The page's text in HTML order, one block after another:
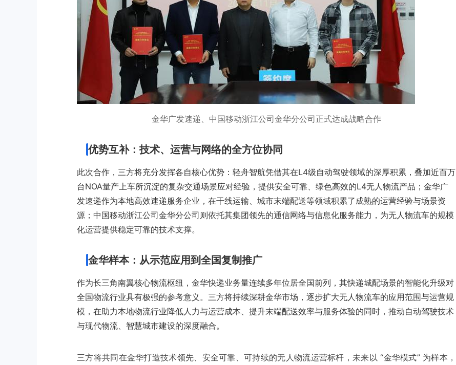
金华广发速递、中国移动浙江公司金华分公司正式达成战略合作
优势互补：技术、运营与网络的全方位协同
此次合作，三方将充分发挥各自核心优势：轻舟智航凭借其在L4级自动驾驶领域的深厚积累，叠加近百万
台NOA量产上车所沉淀的复杂交通场景应对经验，提供安全可靠、绿色高效的L4无人物流产品；金华广
发速递作为本地高效速递服务企业，在干线运输、城市末端配送等领域积累了成熟的运营经验与场景资
源；中国移动浙江公司金华分公司则依托其集团领先的通信网络与信息化服务能力，为无人物流车的规模
化运营提供稳定可靠的技术支撑。
金华样本：从示范应用到全国复制推广
作为长三角南翼核心物流枢纽，金华快递业务量连续多年位居全国前列，其快递城配场景的智能化升级对
全国物流行业具有极强的参考意义。三方将持续深耕金华市场，逐步扩大无人物流车的应用范围与运营规
模，在助力本地物流行业降低人力与运营成本、提升末端配送效率与服务体验的同时，推动自动驾驶技术
与现代物流、智慧城市建设的深度融合。
三方将共同在金华打造技术领先、安全可靠、可持续的无人物流运营标杆，未来以 “金华模式” 为样本，